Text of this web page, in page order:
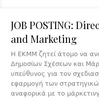
JOB POSTING:
and Marketing
Η ΕΚΜΜ ζητεί άτομο να
Δημοσίων Σχέσεων και
υπεύθυνος για τον
εφαρμογή των
αναφορικά με το